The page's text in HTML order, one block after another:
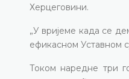
Херцеговини.
„У вријеме када се
ефикасном Уставном
Током наредне три